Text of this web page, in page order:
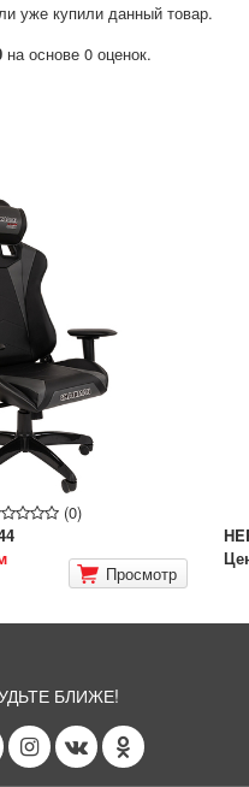
уже купили данный товар.
на основе 0 оценок.
(0)
Просмотр
БЛИЖЕ!